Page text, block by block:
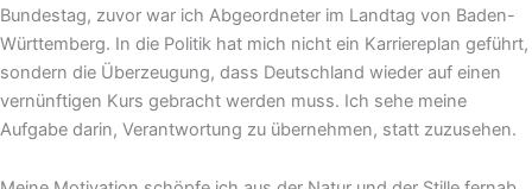
Bundestag, zuvor war ich Abgeordneter im Landtag von Baden-
Württemberg. In die Politik hat mich nicht ein Karriereplan geführt,
sondern die Überzeugung, dass Deutschland wieder auf einen
vernünftigen Kurs gebracht werden muss. Ich sehe meine
Aufgabe darin, Verantwortung zu übernehmen, statt zuzusehen.